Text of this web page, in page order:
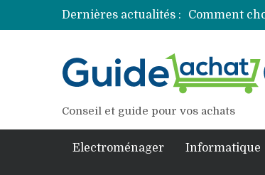
Dernières actualités :
Comment
Comment
Comment
Conseil et guide pour vos achats
Electroménager Informatique